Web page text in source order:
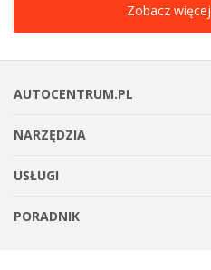
Zobacz więcej
AUTOCENTRUM.PL
NARZĘDZIA
USŁUGI
PORADNIK